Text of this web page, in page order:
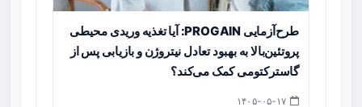
طرح‌آزمایی PROGAIN: آیا تغذیه وریدی محیطی
پروتئین‌بالا به بهبود تعادل نیتروژن و بازیابی پس از
گاسترکتومی کمک می‌کند؟